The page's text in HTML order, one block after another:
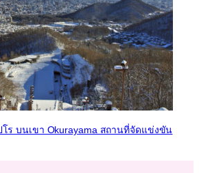
ร บนเขา Okurayama สถานที่จัดแข่งขัน